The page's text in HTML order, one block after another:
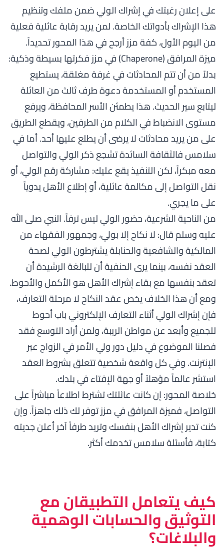
على إعلان رغبتك في إشراك الولي ضمن ملفك وتنظيم
هذا الإشراك بأدواتك الخاصة. لمن يريد رقابة عائلية فعلية
من اليوم الأول، كفة مزز أرجح في هذا المحور تحديداً.
ميزة المرافق (Chaperone) في مزز فكرتها بسيطة وذكية:
بدلاً من أن تتم المحادثات في غرفة مغلقة، يستطيع
المستخدم أو المستخدمة دعوة طرف ثالث من العائلة
ليتابع سير الحديث. هذا يطمئن الأسر المحافظة، ويرفع
مستوى الانضباط في الكلام من الطرفين، ويقطع الطريق
على من يريد محادثات لا يرضى أن يطلع عليها أحد. أما في
سلامس فالثقافة السائدة تشجع ذكر الولي والتواصل
معه مبكراً، لكن التنفيذ يقع عليك: مشاركة رقم الولي، أو
نقل التواصل إلى مكالمة عائلية، أو إطلاع الأهل يدوياً
على ما يجري.
من الناحية الشرعية، حضور الولي ليس ترفاً. النبي صلى الله
عليه وسلم قال:لا نكاح إلا بولي، وجمهور الفقهاء من
المالكية والشافعية والحنابلة يشترطون الولي لصحة
العقد نفسه، بينما يرى الحنفية أن للبالغة الرشيدة أن
تعقد بنفسها مع بقاء إشراك الأهل هو الأكمل والأحوط.
ومع أن هذا الخلاف يخص عقد النكاح لا مرحلة التعارف،
فإن إشراك الولي أثناء التعارف الإلكتروني باب أحوط
للجميع وأبعد عن مواطن الريبة، ولمن أراد التوسع فقد
فصلنا الموضوع في دليلدور ولي الأمر في الزواج عبر
الإنترنت. وفي كل واقعة شخصية تتعلق بشروط العقد
استشر عالماً مؤهلاً أو جهة الإفتاء في بلدك.
خلاصة المحور: إن كانت عائلتك تشترط اطلاعاً مباشراً على
التواصل، فميزة المرافق في مزز توفر لك ذلك جاهزاً. وإن
كنت تدير إشراك الأهل بنفسك وتريد طرفاً آخر أعلن جديته
كتابة، فأسئلة سلامس تخدمك أكثر.
كيف يتعامل التطبيقان مع
التوثيق والحسابات الوهمية
والبلاغات؟